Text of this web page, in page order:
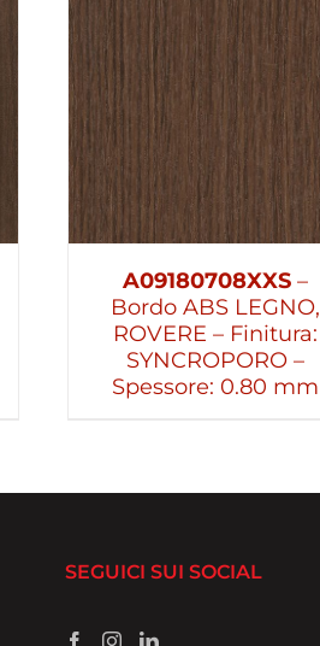
A09180708XXS–
Bordo ABS LEGNO,
ROVERE – Finitura:
SYNCROPORO –
Spessore: 0.80 mm
SEGUICI SUI SOCIAL